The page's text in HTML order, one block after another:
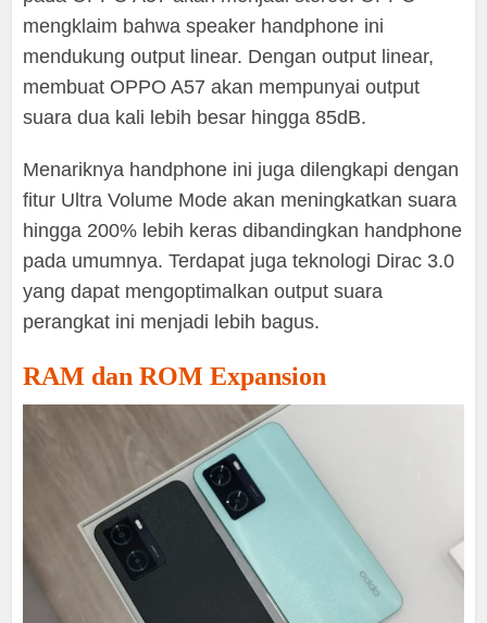
mengklaim bahwa speaker handphone ini
mendukung output linear. Dengan output linear,
membuat OPPO A57 akan mempunyai output
suara dua kali lebih besar hingga 85dB.
Menariknya handphone ini juga dilengkapi dengan
fitur Ultra Volume Mode akan meningkatkan suara
hingga 200% lebih keras dibandingkan handphone
pada umumnya. Terdapat juga teknologi Dirac 3.0
yang dapat mengoptimalkan output suara
perangkat ini menjadi lebih bagus.
RAM dan ROM Expansion